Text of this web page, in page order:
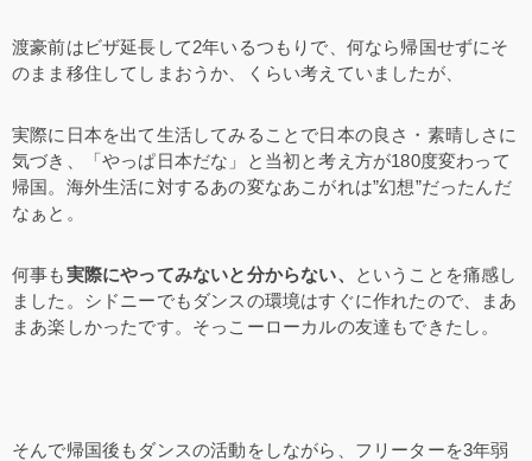
渡豪前はビザ延長して2年いるつもりで、何なら帰国せずにそ
のまま移住してしまおうか、くらい考えていましたが、
実際に日本を出て生活してみることで日本の良さ・素晴しさに
気づき、「やっぱ日本だな」と当初と考え方が180度変わって
帰国。海外生活に対するあの変なあこがれは”幻想”だったんだ
なぁと。
何事も実際にやってみないと分からない、
ということを痛感し
ました。シドニーでもダンスの環境はすぐに作れたので、まあ
まあ楽しかったです。そっこーローカルの友達もできたし。
そんで帰国後もダンスの活動をしながら、フリーターを3年弱